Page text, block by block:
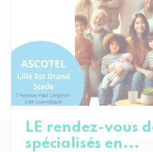
LE rendez-vous
spécialisés en...